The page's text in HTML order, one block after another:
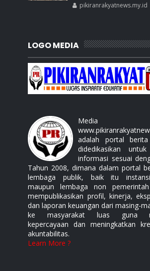
pikiranrakyatnews.my.id
LOGO MEDIA
Media
adalah portal
didedikasikan
informasi sesuai
Tahun 2008, dimana dalam portal
lembaga publik, baik itu
maupun lembaga non
mempublikasikan profil, kinerja,
dan laporan keuangan dari masing-
ke masyarakat luas guna
kepercayaan dan meningkatkan
akuntabilitas.
Learn More ?